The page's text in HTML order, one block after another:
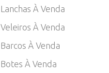
Lanchas À Venda
Veleiros À Venda
Barcos À Venda
Botes À Venda